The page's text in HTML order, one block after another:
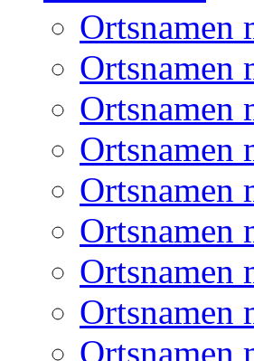
Ortsnamen
Ortsnamen
Ortsnamen
Ortsnamen
Ortsnamen
Ortsnamen
Ortsnamen
Ortsnamen
Ortsnamen